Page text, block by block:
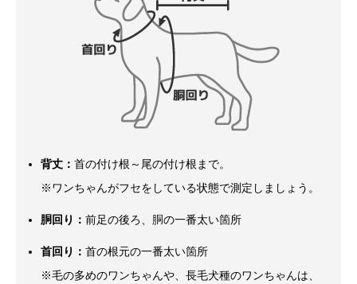
背丈： 首の付け根～尾の付け根まで。
※ワンちゃんがフセをしている状態で測定しましょう。
胴回り： 前足の後ろ、胴の一番太い箇所
首回り： 首の根元の一番太い箇所
※毛の多めのワンちゃんや、長毛犬種のワンちゃんは、